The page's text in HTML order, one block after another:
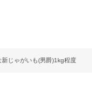
新じゃがいも(男爵)1kg程度